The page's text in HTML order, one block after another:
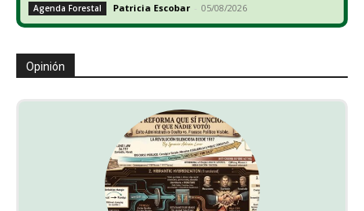
Agenda Forestal Patricia Escobar - 05/08/2026
Opinión